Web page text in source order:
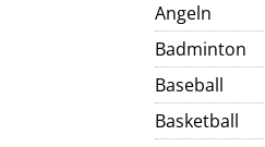
Angeln
Badminton
Baseball
Basketball